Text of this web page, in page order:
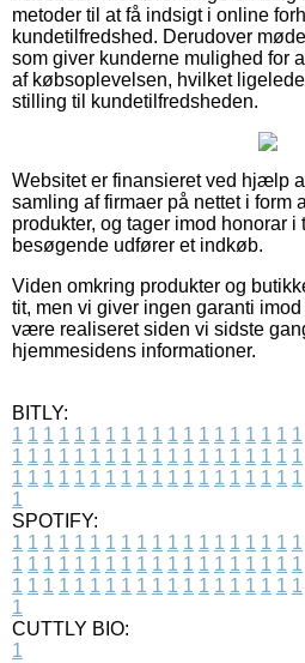
metoder til at få indsigt i online
kundetilfredshed. Derudover
som giver kunderne mulighed for
af købsoplevelsen, hvilket
stilling til kundetilfredsheden.
Websitet er finansieret ved hjælp
samling af firmaer på nettet i form
produkter, og tager imod honorar
besøgende udfører et indkøb.
Viden omkring produkter og
tit, men vi giver ingen garanti
være realiseret siden vi sidste
hjemmesidens informationer.
BITLY:
1 1 1 1 1 1 1 1 1 1 1 1 1 1 1 1 1 1 1
1 1 1 1 1 1 1 1 1 1 1 1 1 1 1 1 1 1 1
1 1 1 1 1 1 1 1 1 1 1 1 1 1 1 1 1 1 1
1
SPOTIFY:
1 1 1 1 1 1 1 1 1 1 1 1 1 1 1 1 1 1 1
1 1 1 1 1 1 1 1 1 1 1 1 1 1 1 1 1 1 1
1 1 1 1 1 1 1 1 1 1 1 1 1 1 1 1 1 1 1
1
CUTTLY BIO:
1